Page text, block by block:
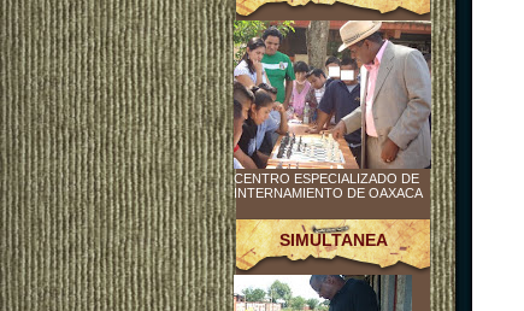
CENTRO ESPECIALIZADO DE
INTERNAMIENTO DE OAXACA
SIMULTANEA